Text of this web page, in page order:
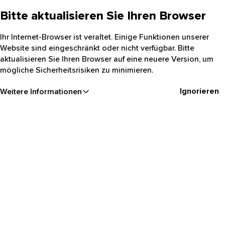
Bitte aktualisieren Sie Ihren Browser
Ihr Internet-Browser ist veraltet. Einige Funktionen unserer
Website sind eingeschränkt oder nicht verfügbar. Bitte
aktualisieren Sie Ihren Browser auf eine neuere Version, um
mögliche Sicherheitsrisiken zu minimieren.
Weitere Informationen Ignorieren